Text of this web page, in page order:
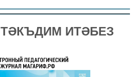
ТӘКЪДИМ ИТӘБЕЗ